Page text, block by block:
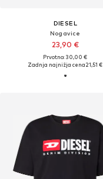
DIESEL
Nogavice
23,90 €
Prvotno: 30,00 €
Zadnja najnižja cena21,51 €